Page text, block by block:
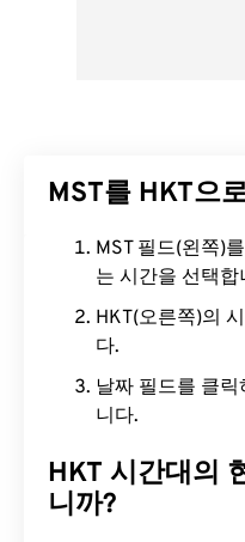
MST를 HKT으
MST 필드(왼쪽)
는 시간을 선택합
HKT(오른쪽)의
다.
날짜 필드를 클
니다.
HKT 시간대의
니까?